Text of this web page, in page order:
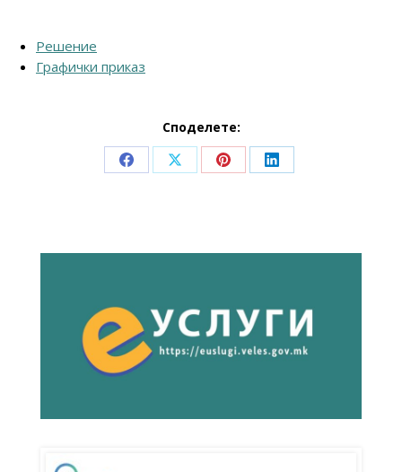
Решение
Графички приказ
Споделете:
Share Share Share Share